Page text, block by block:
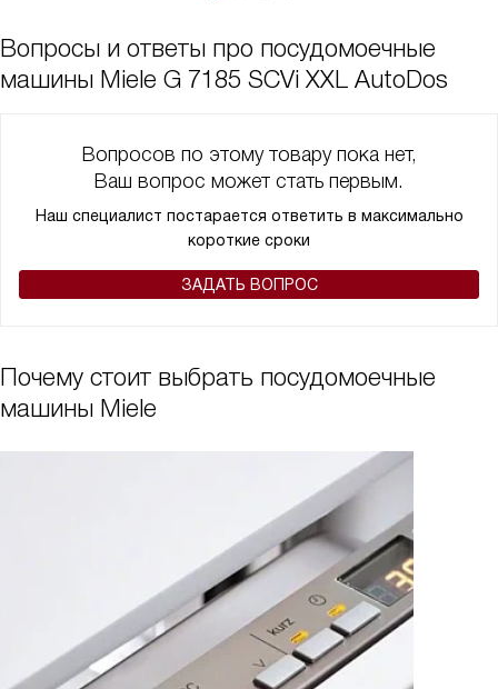
Вопросы и ответы про посудомоечные
машины Miele G 7185 SCVi XXL AutoDos
Вопросов по этому товару пока нет,
Ваш вопрос может стать первым.
Наш специалист постарается ответить в максимально
короткие сроки
ЗАДАТЬ ВОПРОС
Почему стоит выбрать посудомоечные
машины Miele